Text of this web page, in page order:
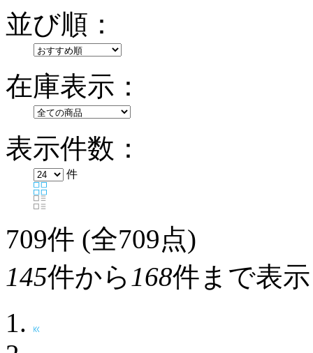
並び順：
在庫表示：
表示件数：
件
709件 (全709点)
145件から 168件まで表示